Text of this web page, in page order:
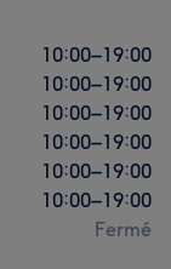
10:00–19:00
10:00–19:00
10:00–19:00
10:00–19:00
10:00–19:00
10:00–19:00
Fermé